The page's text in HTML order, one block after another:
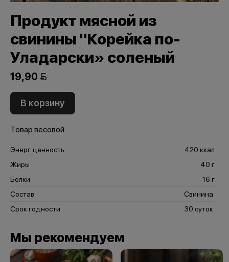
Продукт мясной из
свинины "Корейка по-
Уладарски» соленый
19,90 
В корзину
Товар весовой
Энерг. ценность
420 ккал
Жиры
40 г
Белки
16 г
Состав
Свинина
Срок годности
30 суток
Мы рекомендуем